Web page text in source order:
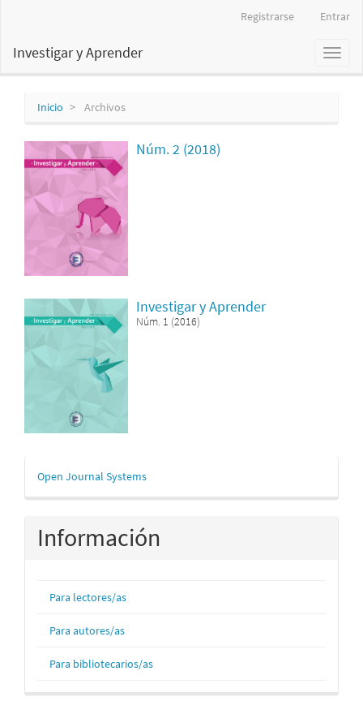
principal
Registrarse Entrar
Toggle
Investigar y Aprender
Inicio Archivos
Núm. 2 (2018)
Investigar y Aprender
Núm. 1 (2016)
Desarrollado
por
Open Journal Systems
Información
Para lectores/as
Para autores/as
Para bibliotecarios/as